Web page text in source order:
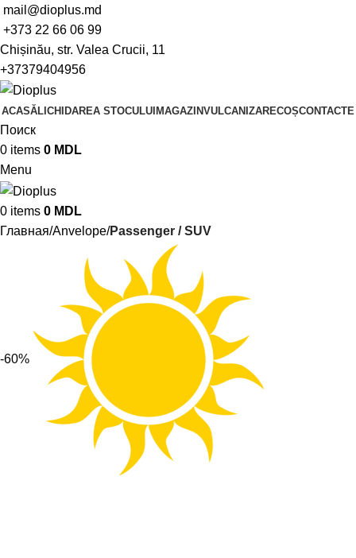
mail@dioplus.md
+373 22 66 06 99
Chișinău, str. Valea Crucii, 11
+37379404956
ACASĂLICHIDAREA STOCULUI MAGAZINVULCANIZARECOȘCONTACTE
Поиск
0 items 0 MDL
Menu
0 items 0 MDL
Главная Anvelope Passenger / SUV
-60%